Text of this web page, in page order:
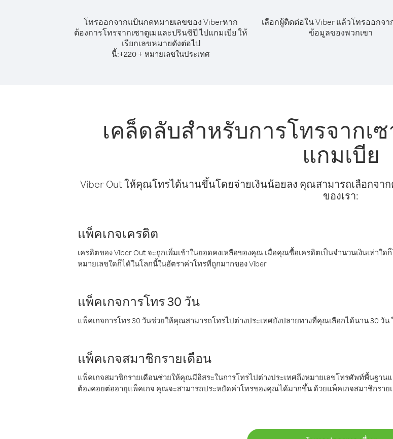
โทรออกจากแป้นกดหมายเลขของ Viberหาก
ต้องการโทรจากเซาตูเมและปรินซิปี ไปแกมเบีย ให้
เรียกเลขหมายดังต่อไป
นี้:+220 + หมายเลขในประเทศ
เลือกผู้ติดต่อใน Viber แล้วโทรออกจ
ข้อมูลของพวกเขา
เคล็ดลับสำหรับการโทรจากเ
แกมเบีย
Viber Out ให้คุณโทรได้นานขึ้นโดยจ่ายเงินน้อยลง คุณสามารถเลือกจา
ของเรา:
แพ็คเกจเครดิต
เครดิตของ Viber Out จะถูกเพิ่มเข้าในยอดคงเหลือของคุณ เมื่อคุณซื้อเครดิตเป็นจำนวนเงินเท่าใ
หมายเลขใดก็ได้ในโลกนี้ในอัตราค่าโทรที่ถูกมากของ Viber
แพ็คเกจการโทร 30 วัน
แพ็คเกจการโทร 30 วันช่วยให้คุณสามารถโทรไปต่างประเทศยังปลายทางที่คุณเลือกได้นาน 30 วัน
แพ็คเกจสมาชิกรายเดือน
แพ็คเกจสมาชิกรายเดือนช่วยให้คุณมีอิสระในการโทรไปต่างประเทศถึงหมายเลขโทรศัพท์พื้นฐา
ต้องคอยต่ออายุแพ็คเกจ คุณจะสามารถประหยัดค่าโทรของคุณได้มากขึ้น ด้วยแพ็คเกจสมาชิกราย